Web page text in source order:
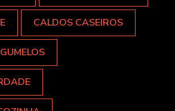
CALDOS CASEIROS